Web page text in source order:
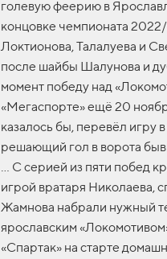
голевую феерию в
концовке чемпионата
Локтионова, Талалуева и
после шайбы Шалунова и
момент победу над
«Мегаспорте» ещё 20
казалось бы, перевёл игру
решающий гол в ворота
… С серией из пяти побед
игрой вратаря Николаева,
Жамнова набрали нужный
ярославским
«Спартак» на старте